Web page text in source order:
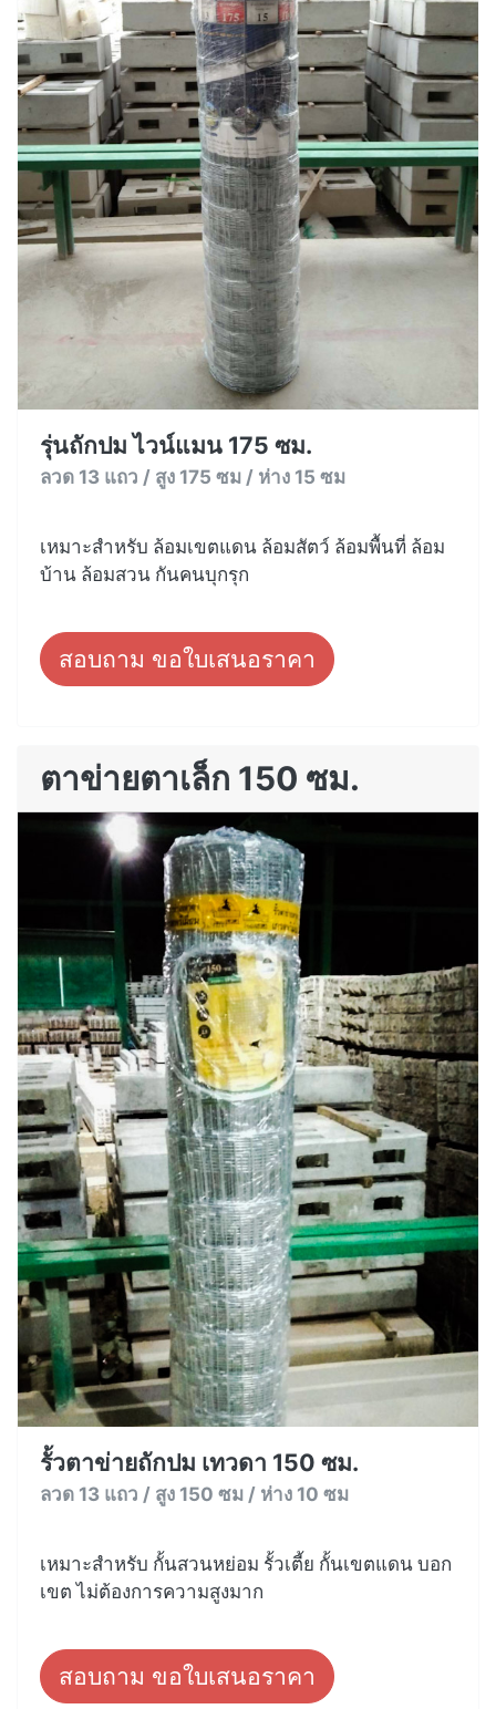
รุ่นถักปม ไวน์แมน 175 ซม.
ลวด 13 แถว / สูง 175 ซม / ห่าง 15 ซม
เหมาะสำหรับ ล้อมเขตแดน ล้อมสัตว์ ล้อมพื้นที่ ล้อม
บ้าน ล้อมสวน กันคนบุกรุก
สอบถาม ขอใบเสนอราคา
ตาข่ายตาเล็ก 150 ซม.
รั้วตาข่ายถักปม เทวดา 150 ซม.
ลวด 13 แถว / สูง 150 ซม / ห่าง 10 ซม
เหมาะสำหรับ กั้นสวนหย่อม รั้วเตี้ย กั้นเขตแดน บอก
เขต ไม่ต้องการความสูงมาก
สอบถาม ขอใบเสนอราคา